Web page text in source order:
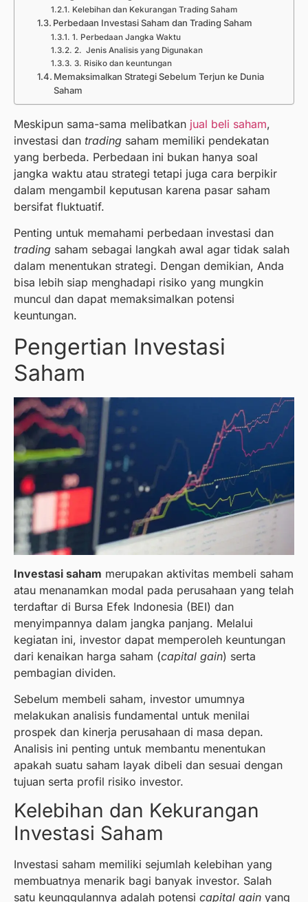
Kelebihan dan Kekurangan Trading Saham
Perbedaan Investasi Saham dan Trading Saham
1. Perbedaan Jangka Waktu
2. Jenis Analisis yang Digunakan
3. Risiko dan keuntungan
Memaksimalkan Strategi Sebelum Terjun ke Dunia
Saham
Meskipun sama-sama melibatkan jual beli saham,
investasi dan trading saham memiliki pendekatan
yang berbeda. Perbedaan ini bukan hanya soal
jangka waktu atau strategi tetapi juga cara berpikir
dalam mengambil keputusan karena pasar saham
bersifat fluktuatif.
Penting untuk memahami perbedaan investasi dan
trading saham sebagai langkah awal agar tidak salah
dalam menentukan strategi. Dengan demikian, Anda
bisa lebih siap menghadapi risiko yang mungkin
muncul dan dapat memaksimalkan potensi
keuntungan.
Pengertian Investasi
Saham
Investasi saham merupakan aktivitas membeli saham
atau menanamkan modal pada perusahaan yang telah
terdaftar di Bursa Efek Indonesia (BEI) dan
menyimpannya dalam jangka panjang. Melalui
kegiatan ini, investor dapat memperoleh keuntungan
dari kenaikan harga saham (capital gain) serta
pembagian dividen.
Sebelum membeli saham, investor umumnya
melakukan analisis fundamental untuk menilai
prospek dan kinerja perusahaan di masa depan.
Analisis ini penting untuk membantu menentukan
apakah suatu saham layak dibeli dan sesuai dengan
tujuan serta profil risiko investor.
Kelebihan dan Kekurangan
Investasi Saham
Investasi saham memiliki sejumlah kelebihan yang
membuatnya menarik bagi banyak investor. Salah
satu keunggulannya adalah potensi capital gain yang